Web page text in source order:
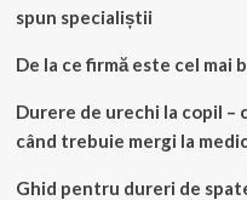
spun specialiștii
De la ce firmă este cel mai
Durere de urechi la copil –
când trebuie mergi la
Ghid pentru dureri de